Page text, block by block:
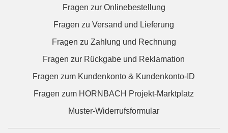
Fragen zur Onlinebestellung
Fragen zu Versand und Lieferung
Fragen zu Zahlung und Rechnung
Fragen zur Rückgabe und Reklamation
Fragen zum Kundenkonto & Kundenkonto-ID
Fragen zum HORNBACH Projekt-Marktplatz
Muster-Widerrufsformular